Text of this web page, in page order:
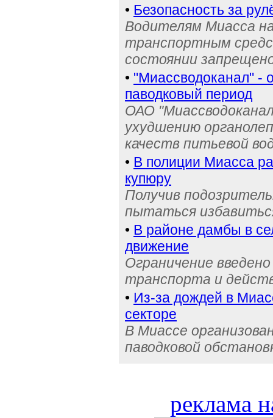
• Безопасность за
Водителям Миасса
транспортным
состоянии
• "Миассводоканал" -
паводковый период
ОАО
ухудшению
качеств питьевой
• В полиции Миасса
купюру
Получив
пытаться
• В районе дамбы в
движение
Ограничение
транспорта и
• Из-за дождей в
секторе
В Миассе
паводковой
реклама